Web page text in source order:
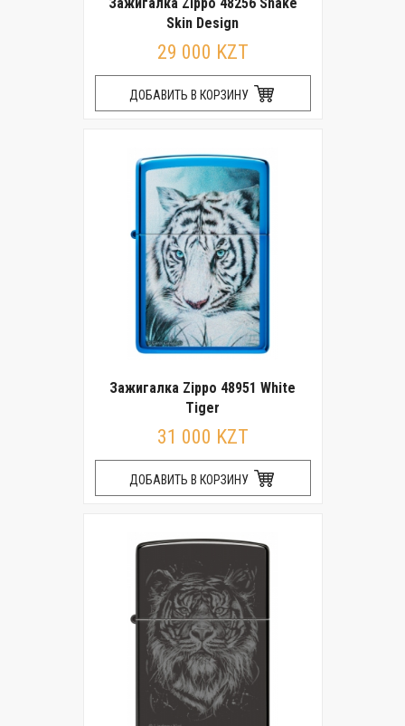
Skin Design
29 000 KZT
ДОБАВИТЬ В КОРЗИНУ
Зажигалка Zippo 48951 White
Tiger
31 000 KZT
ДОБАВИТЬ В КОРЗИНУ